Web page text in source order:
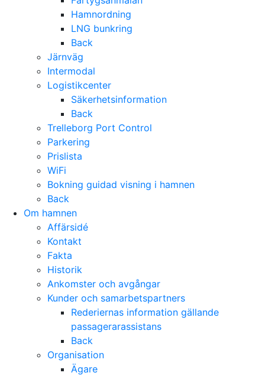
Hamnordning
LNG bunkring
Back
Järnväg
Intermodal
Logistikcenter
Säkerhetsinformation
Back
Trelleborg Port Control
Parkering
Prislista
WiFi
Bokning guidad visning i hamnen
Back
Om hamnen
Affärsidé
Kontakt
Fakta
Historik
Ankomster och avgångar
Kunder och samarbetspartners
Rederiernas information gällande
passagerarassistans
Back
Organisation
Ägare